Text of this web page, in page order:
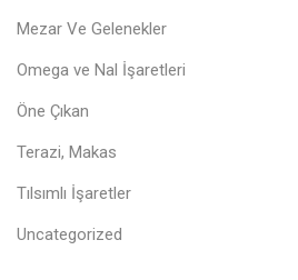
Mezar Ve Gelenekler
Omega ve Nal İşaretleri
Öne Çıkan
Terazi, Makas
Tılsımlı İşaretler
Uncategorized